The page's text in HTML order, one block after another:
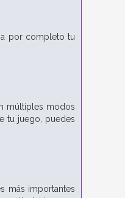
por completo tu
múltiples modos
tu juego, puedes
más importantes